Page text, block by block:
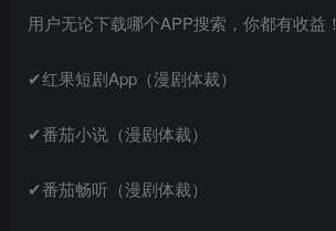
用户无论下载哪个APP搜索，你都有收益！
✔红果短剧App（漫剧体裁）
✔番茄小说（漫剧体裁）
✔番茄畅听（漫剧体裁）